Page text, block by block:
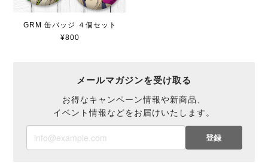
GRM 缶バッジ ４個セット
¥800
メールマガジンを受け取る
お得なキャンペーン情報や新商品、
イベント情報などをお届けいたします。
登録